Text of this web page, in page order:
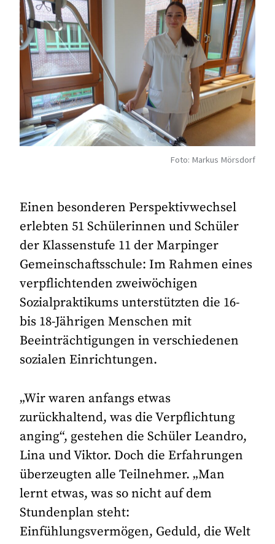
Foto: Markus Mörsdorf
Einen besonderen Perspektivwechsel
erlebten 51 Schülerinnen und Schüler
der Klassenstufe 11 der Marpinger
Gemeinschaftsschule: Im Rahmen eines
verpflichtenden zweiwöchigen
Sozialpraktikums unterstützten die 16-
bis 18-Jährigen Menschen mit
Beeinträchtigungen in verschiedenen
sozialen Einrichtungen.
„Wir waren anfangs etwas
zurückhaltend, was die Verpflichtung
anging“, gestehen die Schüler Leandro,
Lina und Viktor. Doch die Erfahrungen
überzeugten alle Teilnehmer. „Man
lernt etwas, was so nicht auf dem
Stundenplan steht:
Einfühlungsvermögen, Geduld, die Welt